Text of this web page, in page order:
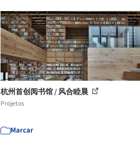
杭州首创阅书馆 / 风合睦晨
Projetos
Marcar